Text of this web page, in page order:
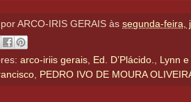
ARCO-IRIS GERAIS às segunda-feira,
arco-iriis gerais Ed. D’Plácido.
Lynn
PEDRO IVO DE MOURA